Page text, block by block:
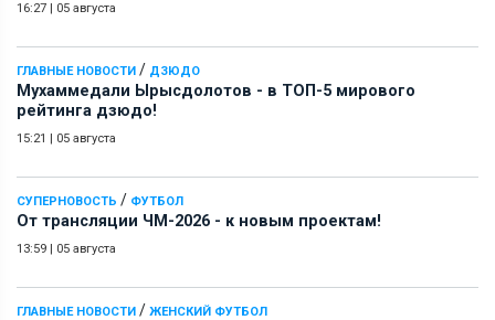
16:27 | 05 августа
ГЛАВНЫЕ НОВОСТИ / ДЗЮДО
Мухаммедали Ырысдолотов - в ТОП-5 мирового
рейтинга дзюдо!
15:21 | 05 августа
СУПЕРНОВОСТЬ / ФУТБОЛ
От трансляции ЧМ-2026 - к новым проектам!
13:59 | 05 августа
ГЛАВНЫЕ НОВОСТИ / ЖЕНСКИЙ ФУТБОЛ